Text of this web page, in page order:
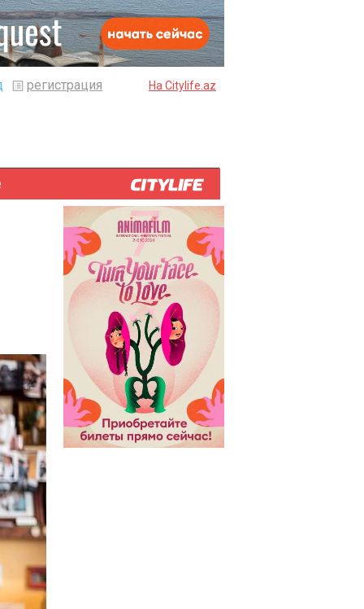
регистрация На Citylife.az